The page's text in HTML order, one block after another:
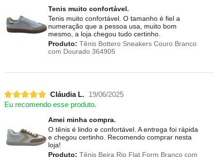
Tenis muito confortável.
Tenis muito confortável. O tamanho é fiel a
numeração que a pessoa usa, muito bom
mesmo, a loja chegou tudo certinho.
Produto: Tênis Bottero Sneakers Couro Branco
com Dourado 364905
Cláudia L.
19/06/2025
Eu recomendo esse produto.
Amei minha compra.
O tênis é lindo e confortável. A entrega foi rápida
e chegou certinho. Recomendo comprar nesta
loja!
Produto: Tênis Beira Rio Flat Form Branco com